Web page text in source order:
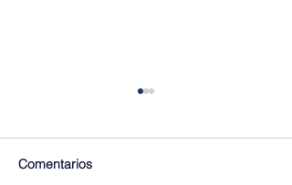
Comentarios